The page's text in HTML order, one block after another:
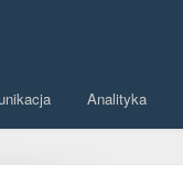
Analityka